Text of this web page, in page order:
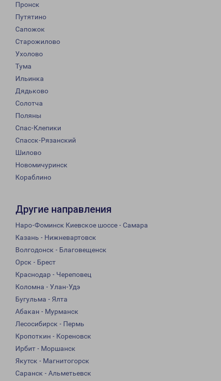
Пронск
Путятино
Сапожок
Старожилово
Ухолово
Тума
Ильинка
Дядьково
Солотча
Поляны
Спас-Клепики
Спасск-Рязанский
Шилово
Новомичуринск
Кораблино
Другие направления
Наро-Фоминск Киевское шоссе - Самара
Казань - Нижневартовск
Волгодонск - Благовещенск
Орск - Брест
Краснодар - Череповец
Коломна - Улан-Удэ
Бугульма - Ялта
Абакан - Мурманск
Лесосибирск - Пермь
Кропоткин - Кореновск
Ирбит - Моршанск
Якутск - Магнитогорск
Саранск - Альметьевск